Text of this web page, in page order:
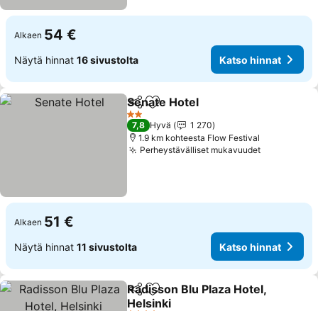
Alkaen 54 €
Näytä hinnat 16 sivustolta Katso hinnat
Jaa Lisää suosikkeihin
Senate Hotel
2 Tähtiluokitus
7,8 Hyvä
1 270
1.9 km kohteesta Flow Festival
Perheystävälliset mukavuudet
Alkaen 51 €
Näytä hinnat 11 sivustolta Katso hinnat
Jaa Lisää suosikkeihin
Radisson Blu Plaza Hotel,
Helsinki